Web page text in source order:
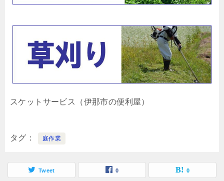
スケットサービス（伊那市の便利屋）
タグ 庭作業
Tweet 0 0